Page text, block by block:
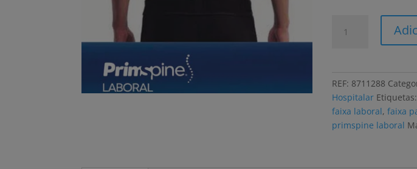
LABORAL
semirrígida
vários
tamanhos
REF: 8711288
Hospitalar Etiquetas:
faixa laboral,faixa
primspine laboral